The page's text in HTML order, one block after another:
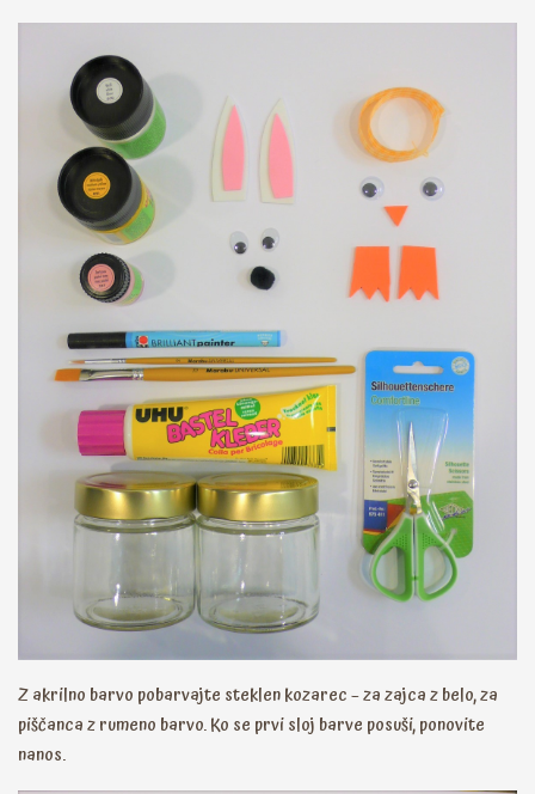
Z akrilno barvo pobarvajte steklen kozarec – za zajca z belo, za
piščanca z rumeno barvo. Ko se prvi sloj barve posuši, ponovite
nanos.